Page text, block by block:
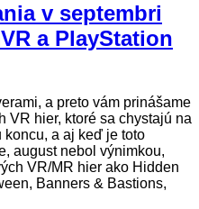
v septembri
a PlayStation
a preto vám prinášame
VR hier, ktoré sa chystajú na
koncu, a aj keď je toto
august nebol výnimkou,
VR/MR hier ako Hidden
Banners & Bastions,